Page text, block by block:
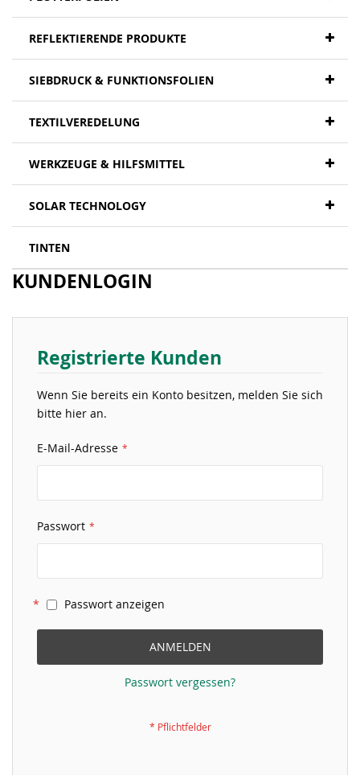
REFLEKTIERENDE PRODUKTE
SIEBDRUCK & FUNKTIONSFOLIEN
TEXTILVEREDELUNG
WERKZEUGE & HILFSMITTEL
SOLAR TECHNOLOGY
TINTEN
KUNDENLOGIN
Registrierte Kunden
Wenn Sie bereits ein Konto besitzen, melden Sie sich
bitte hier an.
E-Mail-Adresse
Passwort
Passwort anzeigen
ANMELDEN
Passwort vergessen?